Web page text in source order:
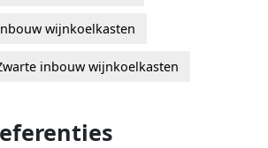
wijnkoelkasten
inbouw wijnkoelkasten